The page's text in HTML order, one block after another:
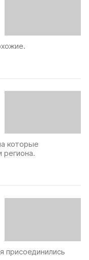
которые
региона.
присоединились